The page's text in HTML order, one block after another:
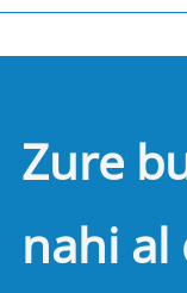
Zure
nahi al